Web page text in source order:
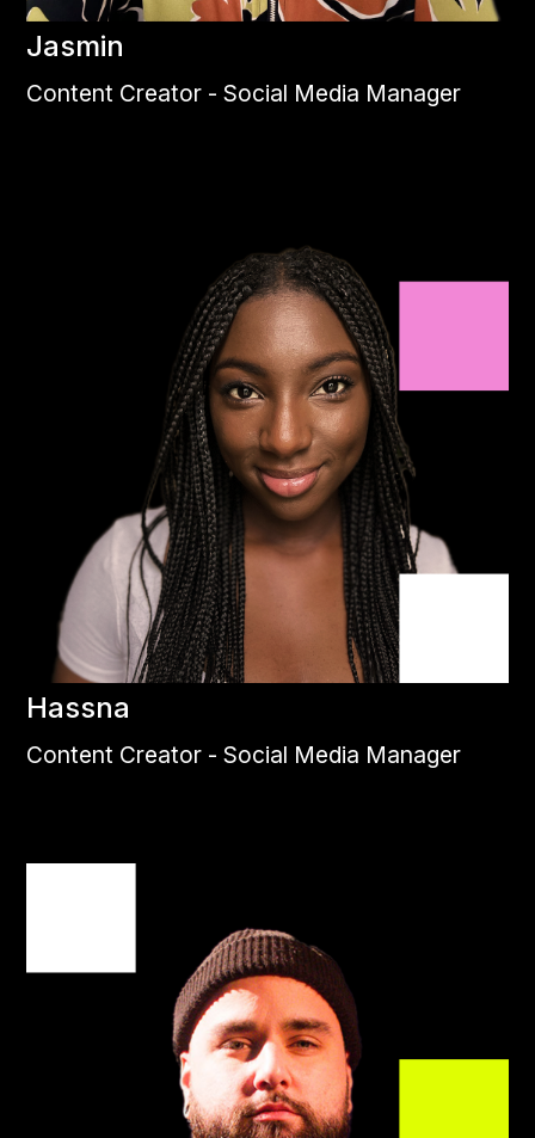
Jasmin
Content Creator - Social Media Manager
Hassna
Content Creator - Social Media Manager